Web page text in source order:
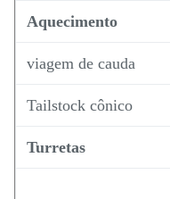
Aquecimento
viagem de cauda
Tailstock cônico
Turretas